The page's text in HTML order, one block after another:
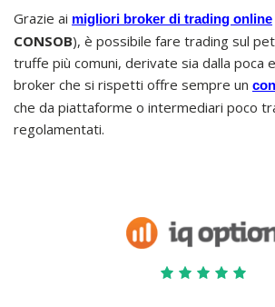
Grazie ai migliori broker di trading online
CONSOB), è possibile fare trading sul
truffe più comuni, derivate sia dalla poca
broker che si rispetti offre sempre un
che da piattaforme o intermediari poco
regolamentati.